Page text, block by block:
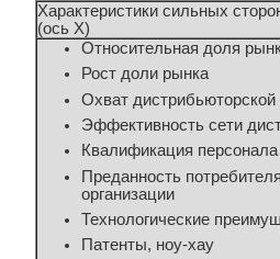
Характеристики сильных
(ось X)
Относительная доля
Рост доли рынка
Охват дистрибьюторской
Эффективность сети
Квалификация персонала
Преданность
организации
Технологические
Патенты, ноу-хау